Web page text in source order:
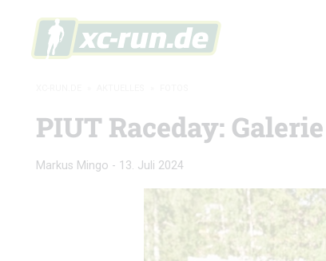
PIUT Raceday: Galerie
Markus Mingo - 13. Juli 2024